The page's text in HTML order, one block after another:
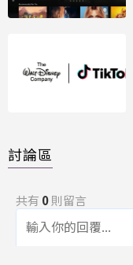
討論區
共有 0則留言